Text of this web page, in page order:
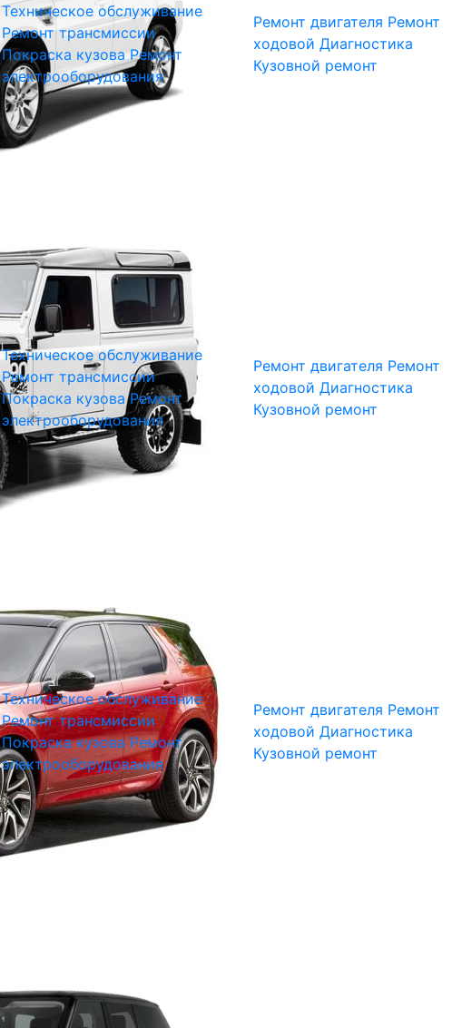
Техническое обслуживание
Ремонт трансмиссии
Покраска кузова Ремонт
электрооборудования
Ремонт двигателя Ремонт
ходовой Диагностика
Кузовной ремонт
Техническое обслуживание
Ремонт трансмиссии
Покраска кузова Ремонт
электрооборудования
Ремонт двигателя Ремонт
ходовой Диагностика
Кузовной ремонт
Техническое обслуживание
Ремонт трансмиссии
Покраска кузова Ремонт
электрооборудования
Ремонт двигателя Ремонт
ходовой Диагностика
Кузовной ремонт